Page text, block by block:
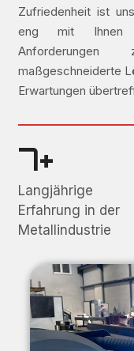
Zufriedenheit ist
eng mit Ihnen
maßgeschneiderte
Erwartungen
7+
Langjährige
Erfahrung in der
Metallindustrie